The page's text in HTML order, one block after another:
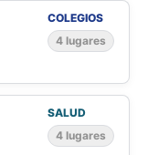
COLEGIOS
4 lugares
SALUD
4 lugares